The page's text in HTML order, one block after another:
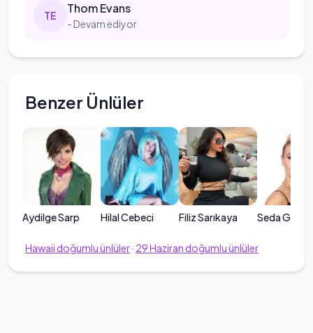
TE ThomEvans
- Devam ediyor
Benzer Ünlüler
Aydilge Sarp Hilal Cebeci Filiz Sarıkaya Seda
Hawaii doğumlu ünlüler· 29Haziran doğumlu ünlüler